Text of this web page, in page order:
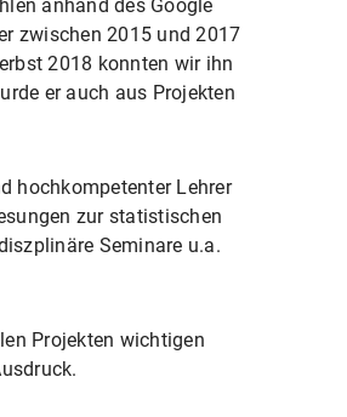
anhand des Google
zwischen 2015 und 2017
2018 konnten wir ihn
er auch aus Projekten
hochkompetenter Lehrer
zur statistischen
Seminare u.a.
Projekten wichtigen